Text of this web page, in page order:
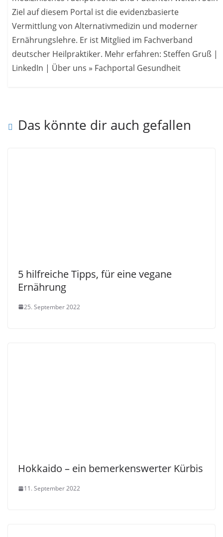
Ziel auf diesem Portal ist die evidenzbasierte
Vermittlung von Alternativmedizin und moderner
Ernährungslehre. Er ist Mitglied im Fachverband
deutscher Heilpraktiker. Mehr erfahren: Steffen Gruß |
LinkedIn | Über uns » Fachportal Gesundheit
Das könnte dir auch gefallen
5 hilfreiche Tipps, für eine vegane
Ernährung
25. September 2022
Hokkaido – ein bemerkenswerter Kürbis
11. September 2022